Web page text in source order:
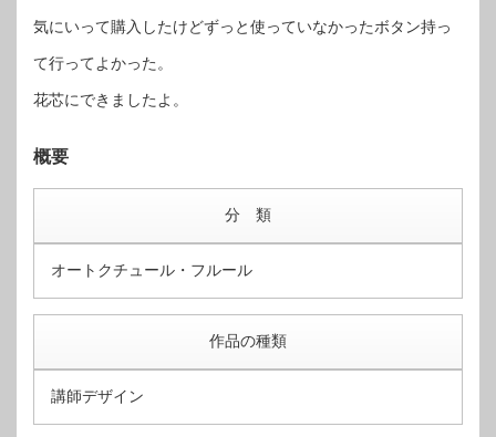
気にいって購入したけどずっと使っていなかったボタン持っ
て行ってよかった。
花芯にできましたよ。
概要
分 類
オートクチュール・フルール
作品の種類
講師デザイン